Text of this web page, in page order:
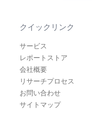
クイックリンク
サービス
レポートストア
会社概要
リサーチプロセス
お問い合わせ
サイトマップ